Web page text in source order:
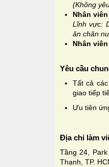
(Không
Nhân
Lĩnh vực:
ăn chăn
Nhân
Yêu cầu
Tất cả
giao tiếp
Ưu tiên
Địa chỉ làm
Tầng 24,
Thạnh, TP.